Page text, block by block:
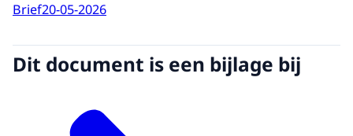
Brief20-05-2026
Dit document is een bijlage bij